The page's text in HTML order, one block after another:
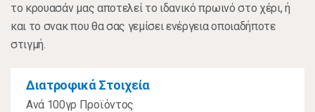
το κρουασάν μας αποτελεί το ιδανικό πρωινό στο χέρι, ή
και το σνακ που θα σας γεμίσει ενέργεια οποιαδήποτε
στιγμή.
Διατροφικά Στοιχεία
Ανά 100γρ Προϊόντος